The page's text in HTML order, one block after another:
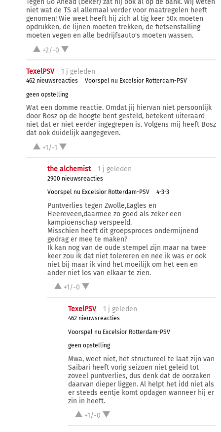
Tegen Go Ahead (beker) zat hij ook al op de bank. Wij weten
niet wat de TS al allemaal verder voor maatregelen heeft
genomen! Wie weet heeft hij zich al tig keer 50x moeten
opdrukken, de lijnen moeten trekken, de fietsenstalling
moeten vegen en alle bedrijfsauto's moeten wassen.
+2/-0
TexelPSV 1 j geleden
462 nieuwsreacties
Voorspel nu Excelsior Rotterdam-PSV
geen opstelling
Wat een domme reactie. Omdat jij hiervan niet persoonlijk
door Bosz op de hoogte bent gesteld, betekent uiteraard
niet dat er niet eerder ingegrepen is. Volgens mij heeft Bosz
dat ook duidelijk aangegeven.
+1/-1
the alchemist 1 j geleden
2900 nieuwsreacties
Voorspel nu Excelsior Rotterdam-PSV
4-3-3
Puntverlies tegen Zwolle,Eagles en
Heereveen,daarmee zo goed als zeker een
kampioenschap verspeeld.
Misschien heeft dit groepsproces ondermijnend
gedrag er mee te maken?
Ik kan nog van de oude stempel zijn maar na twee
keer zou ik dat niet tolereren en nee ik was er ook
niet bij maar ik vind het moeilijk om het een en
ander niet los van elkaar te zien.
+1/-0
TexelPSV 1 j geleden
462 nieuwsreacties
Voorspel nu Excelsior Rotterdam-PSV
geen opstelling
Mwa, weet niet, het structureel te laat zijn van
Saibari heeft vorig seizoen niet geleid tot
zoveel puntverlies, dus denk dat de oorzaken
daarvan dieper liggen. Al helpt het idd niet als
er steeds eentje komt opdagen wanneer hij er
zin in heeft.
+1/-0